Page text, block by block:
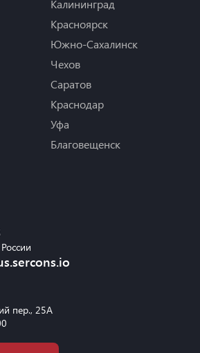
Калининград
Красноярск
Южно-Сахалинск
Чехов
Саратов
Краснодар
Уфа
Благовещенск
пер., 25А